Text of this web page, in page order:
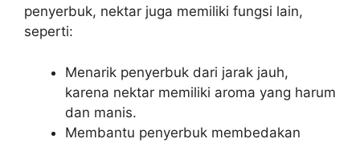
penyerbuk, nektar juga memiliki fungsi lain,
seperti:
Menarik penyerbuk dari jarak jauh,
karena nektar memiliki aroma yang harum
dan manis.
Membantu penyerbuk membedakan